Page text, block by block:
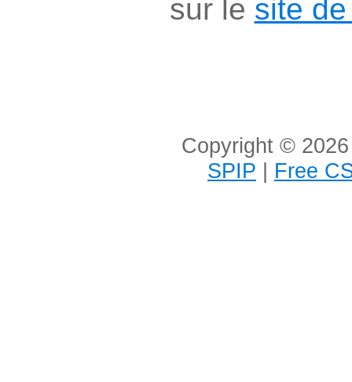
sur le site de
Copyright ©
SPIP | Free